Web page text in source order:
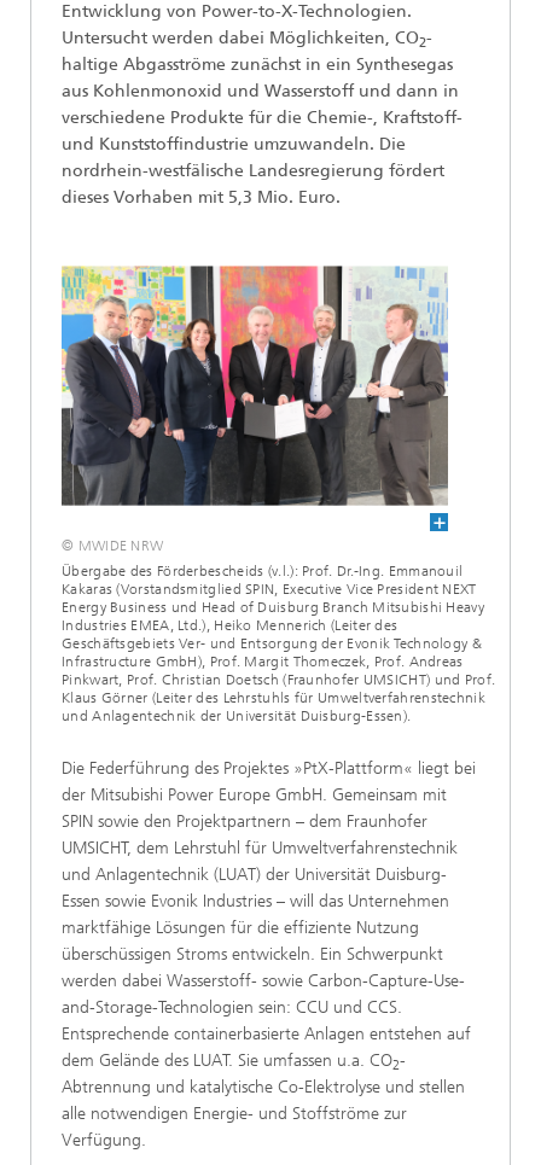
Entwicklung von Power-to-X-Technologien.
Untersucht werden dabei Möglichkeiten, CO2-
haltige Abgasströme zunächst in ein Synthesegas
aus Kohlenmonoxid und Wasserstoff und dann in
verschiedene Produkte für die Chemie-, Kraftstoff-
und Kunststoffindustrie umzuwandeln. Die
nordrhein-westfälische Landesregierung fördert
dieses Vorhaben mit 5,3 Mio. Euro.
© MWIDE NRW
Übergabe des Förderbescheids (v.l.): Prof. Dr.-Ing. Emmanouil
Kakaras (Vorstandsmitglied SPIN, Executive Vice President NEXT
Energy Business und Head of Duisburg Branch Mitsubishi Heavy
Industries EMEA, Ltd.), Heiko Mennerich (Leiter des
Geschäftsgebiets Ver- und Entsorgung der Evonik Technology &
Infrastructure GmbH), Prof. Margit Thomeczek, Prof. Andreas
Pinkwart, Prof. Christian Doetsch (Fraunhofer UMSICHT) und Prof.
Klaus Görner (Leiter des Lehrstuhls für Umweltverfahrenstechnik
und Anlagentechnik der Universität Duisburg-Essen).
Die Federführung des Projektes »PtX-Plattform« liegt bei
der Mitsubishi Power Europe GmbH. Gemeinsam mit
SPIN sowie den Projektpartnern – dem Fraunhofer
UMSICHT, dem Lehrstuhl für Umweltverfahrenstechnik
und Anlagentechnik (LUAT) der Universität Duisburg-
Essen sowie Evonik Industries – will das Unternehmen
marktfähige Lösungen für die effiziente Nutzung
überschüssigen Stroms entwickeln. Ein Schwerpunkt
werden dabei Wasserstoff- sowie Carbon-Capture-Use-
and-Storage-Technologien sein: CCU und CCS.
Entsprechende containerbasierte Anlagen entstehen auf
dem Gelände des LUAT. Sie umfassen u.a. CO2-
Abtrennung und katalytische Co-Elektrolyse und stellen
alle notwendigen Energie- und Stoffströme zur
Verfügung.